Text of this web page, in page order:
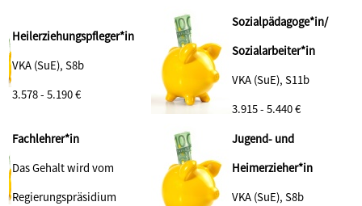
Heilerziehungspfleger*in
VKA (SuE), S8b
3.578 - 5.190€
Sozialpädagoge*in/
Sozialarbeiter*in
VKA (SuE), S11b
3.915 - 5.440 €
Fachlehrer*in
Das Gehalt wird vom
Regierungspräsidium
Jugend- und
Heimerzieher*in
VKA (SuE), S8b